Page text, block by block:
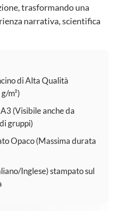
trasformando una
narrativa, scientifica
di Alta Qualità
m²)
(Visibile anche da
gruppi)
Opaco (Massima durata
Inglese) stampato sul